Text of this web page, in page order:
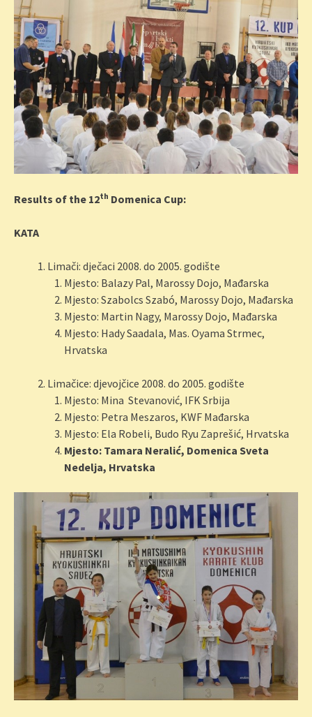
Results of the 12th Domenica Cup:
KATA
Limači: dječaci 2008. do 2005. godište
Mjesto: Balazy Pal, Marossy Dojo, Mađarska
Mjesto: Szabolcs Szabó, Marossy Dojo, Mađarska
Mjesto: Martin Nagy, Marossy Dojo, Mađarska
Mjesto: Hady Saadala, Mas. Oyama Strmec,
Hrvatska
Limačice: djevojčice 2008. do 2005. godište
Mjesto: Mina Stevanović, IFK Srbija
Mjesto: Petra Meszaros, KWF Mađarska
Mjesto: Ela Robeli, Budo Ryu Zaprešić, Hrvatska
Mjesto: Tamara Neralić, Domenica Sveta
Nedelja, Hrvatska